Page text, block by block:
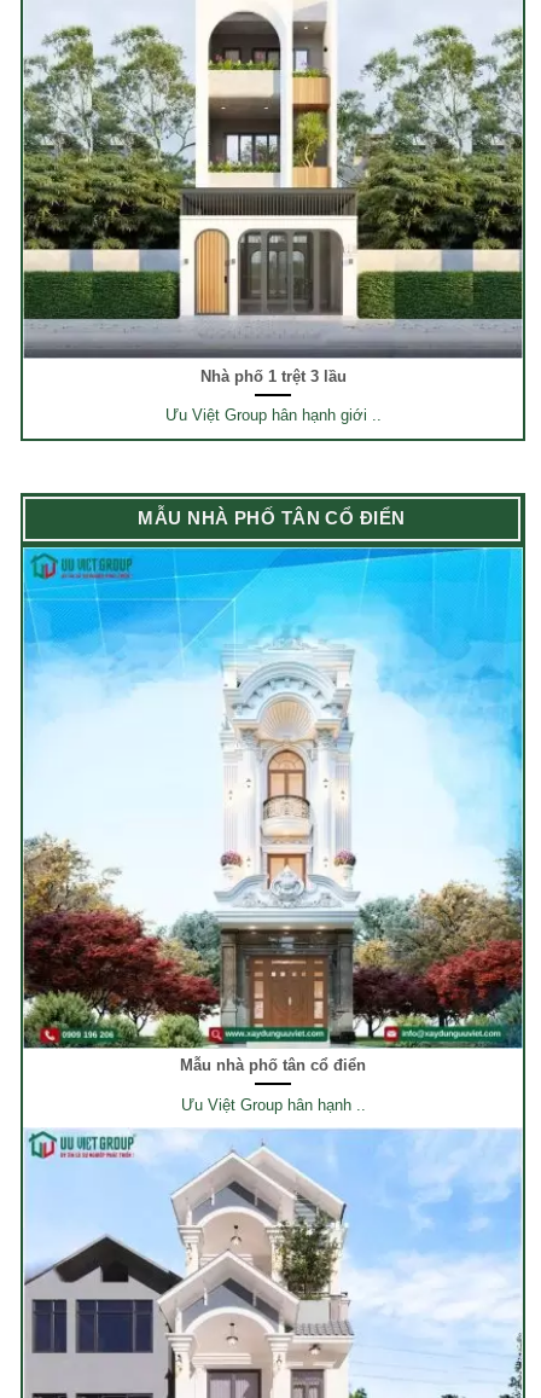
Nhà phố 1 trệt 3 lầu
Ưu Việt Group hân hạnh giới ..
MẪU NHÀ PHỐ TÂN CỔ ĐIỂN
Mẫu nhà phố tân cổ điển
Ưu Việt Group hân hạnh ..